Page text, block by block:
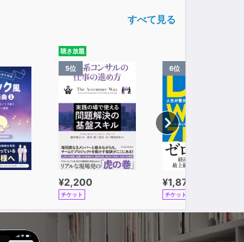
すべて見る
聴き放題
5位
¥2,200
チケット
6位
¥1,870
チケット